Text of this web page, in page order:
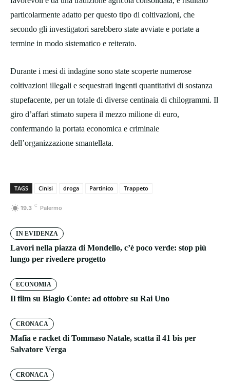
particolarmente adatto per questo tipo di coltivazioni, che
secondo gli investigatori sarebbero state avviate e portate a
termine in modo sistematico e reiterato.
Durante i mesi di indagine sono state scoperte numerose
coltivazioni illegali e sequestrati ingenti quantitativi di sostanza
stupefacente, per un totale di diverse centinaia di chilogrammi. Il
giro d’affari stimato supera il mezzo milione di euro,
confermando la portata economica e criminale
dell’organizzazione smantellata.
TAGS Cinisi droga Partinico Trappeto
19.3 C Palermo
IN EVIDENZA
Lavori nella piazza di Mondello, c’è poco verde: stop più
lungo per rivedere progetto
ECONOMIA
Il film su Biagio Conte: ad ottobre su Rai Uno
CRONACA
Mafia e racket di Tommaso Natale, scatta il 41 bis per
Salvatore Verga
CRONACA